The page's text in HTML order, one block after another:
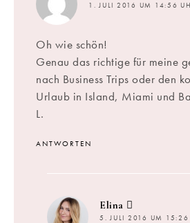
1. JULI 2016 UM 14:56
Oh wie schön!
Genau das richtige für meine
nach Business Trips oder den
Urlaub in Island, Miami und
L.
ANTWORTEN
Elina
5. JULI 2016 UM 15:26